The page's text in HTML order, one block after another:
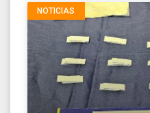
NOTICIAS